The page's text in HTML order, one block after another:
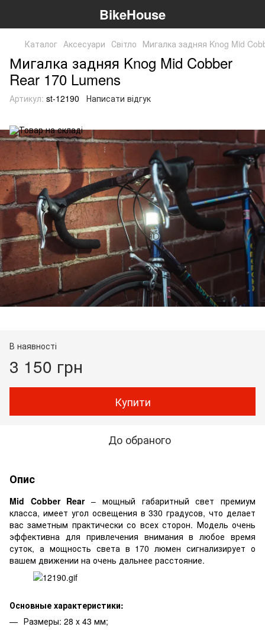
BikeHouse
Каталог Аксесуари Світло Мигалка задняя Knog Mid
Мигалка задняя Knog Mid Cobber
Rear 170 Lumens
Артикул: st-12190 Написати відгук
В наявності
3 150 грн
Купити
До обраного
Опис
Mid Cobber Rear– мощный габаритный свет премиум
класса, имеет угол освещения в 330 градусов, что делает
вас заметным практически со всех сторон. Модель очень
эффективна для привлечения внимания в любое время
суток, а мощность света в 170 люмен сигнализирует о
вашем движении на очень дальнее расстояние.
Основные характеристики:
Размеры: 28 x 43 мм;